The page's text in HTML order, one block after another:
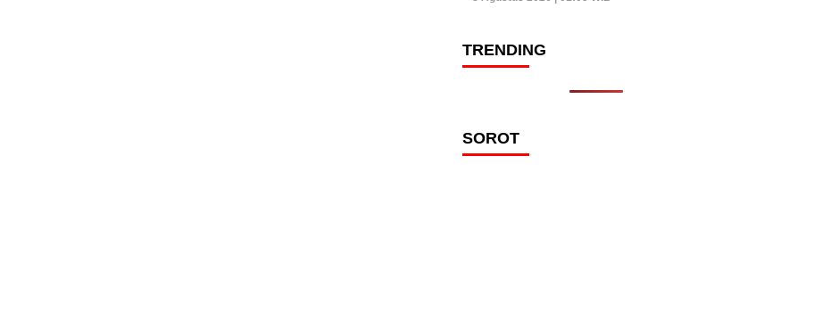
TRENDING
SOROT